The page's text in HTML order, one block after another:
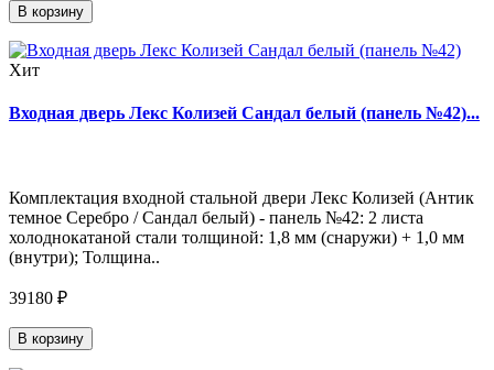
В корзину
Хит
Входная дверь Лекс Колизей Сандал белый (панель №42)...
Комплектация входной стальной двери Лекс Колизей (Антик
темное Серебро / Сандал белый) - панель №42: 2 листа
холоднокатаной стали толщиной: 1,8 мм (снаружи) + 1,0 мм
(внутри); Толщина..
39180 ₽
В корзину